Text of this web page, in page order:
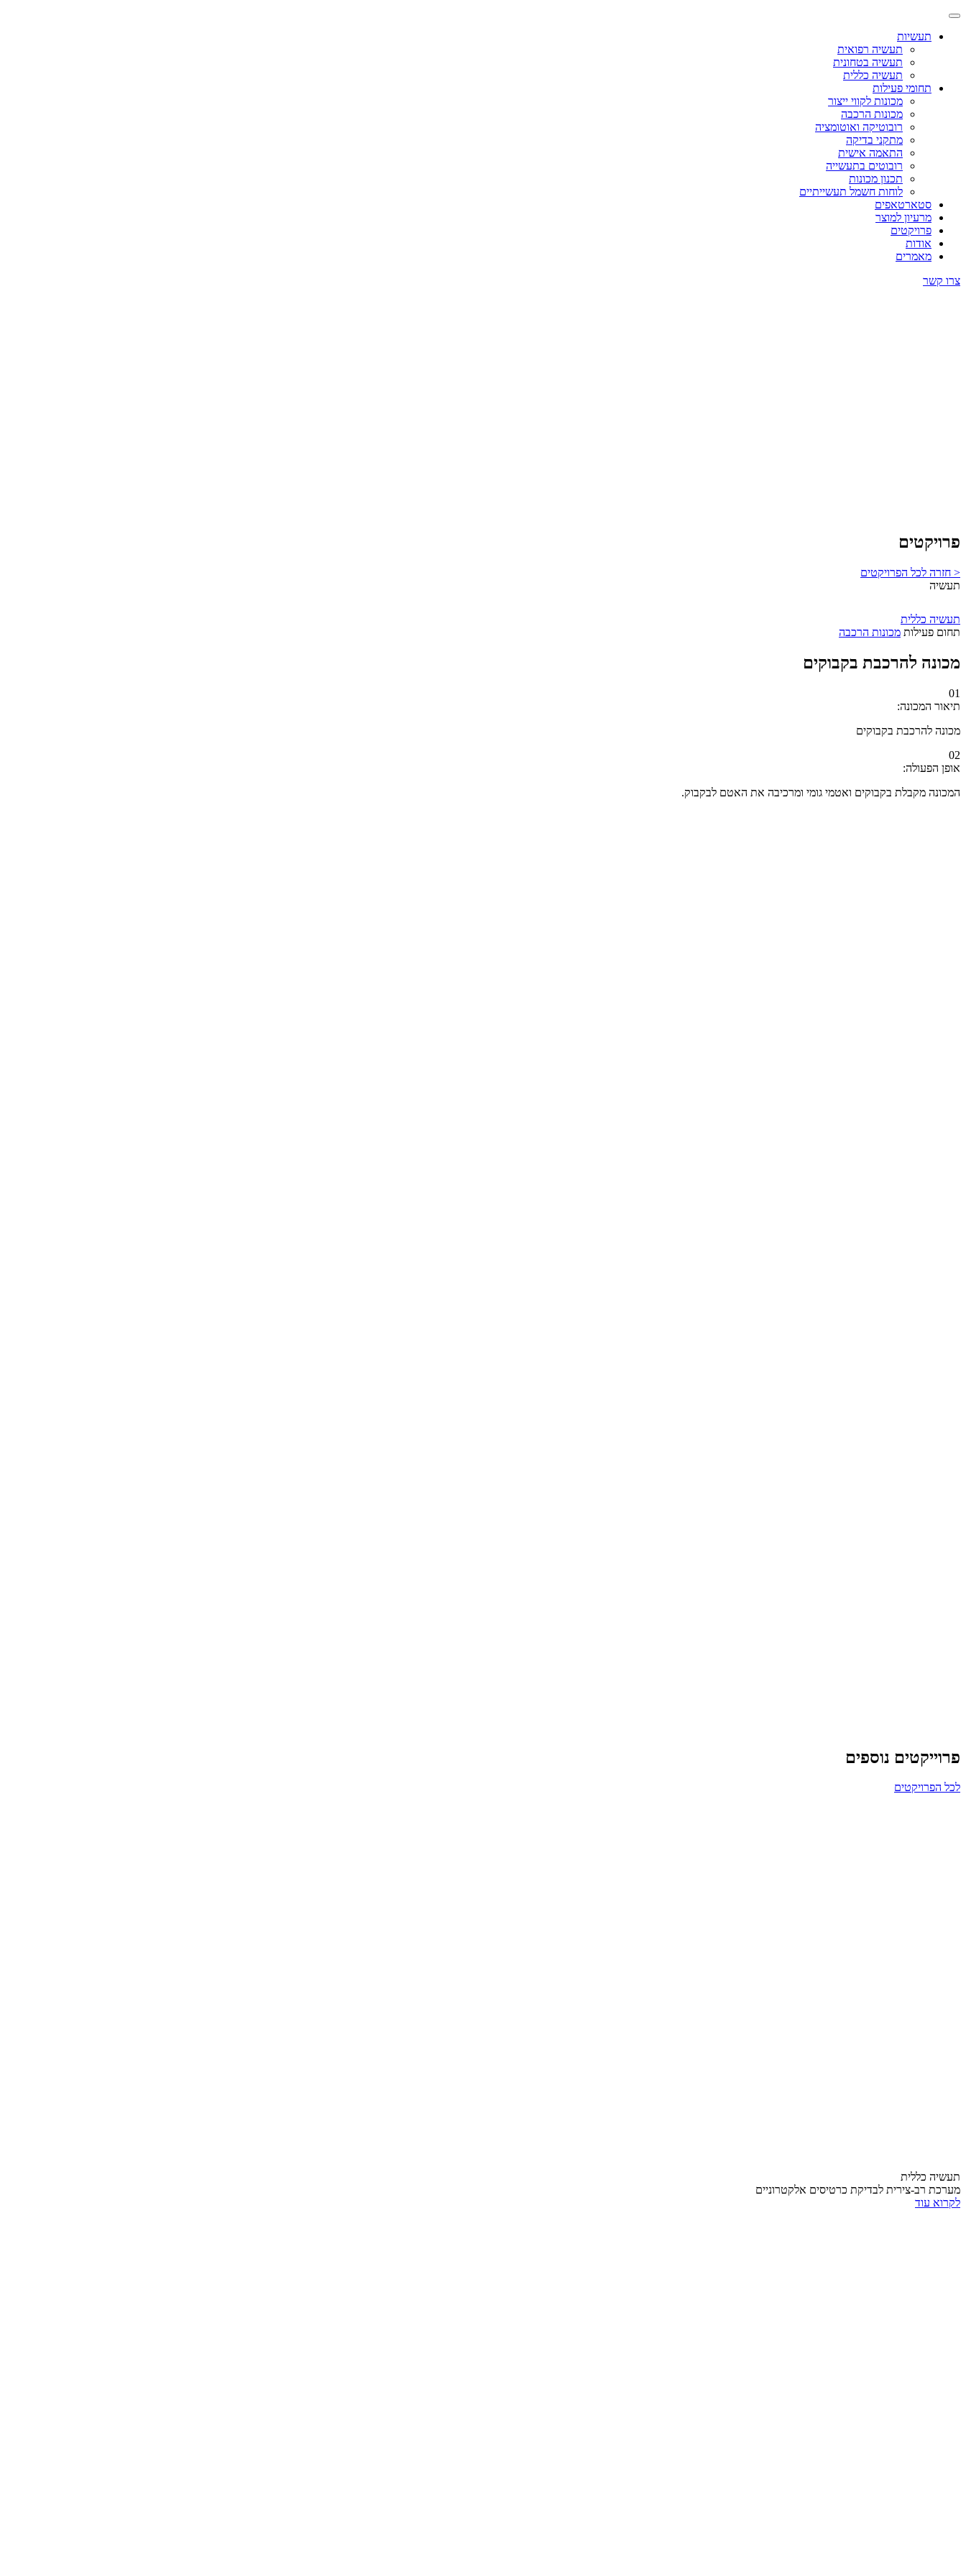
תעשיות
תעשיה רפואית
תעשיה בטחונית
תעשיה כללית
תחומי פעילות
מכונות לקווי ייצור
מכונות הרכבה
רובוטיקה ואוטומציה
מתקני בדיקה
התאמה אישית
רובוטים בתעשייה
תכנון מכונות
לוחות חשמל תעשייתיים
סטארטאפים
מרעיון למוצר
פרויקטים
אודות
מאמרים
צרו קשר
פרויקטים
< חזרה לכל הפרויקטים
תעשיה
תעשיה כללית
תחום פעילות מכונות הרכבה
מכונה להרכבת בקבוקים
01
תיאור המכונה:
מכונה להרכבת בקבוקים
02
אופן הפעולה:
המכונה מקבלת בקבוקים ואטמי גומי ומרכיבה את האטם לבקבוק.
פרוייקטים נוספים
לכל הפרויקטים
תעשיה כללית
מערכת רב-צירית לבדיקת כרטיסים אלקטרוניים
לקרוא עוד